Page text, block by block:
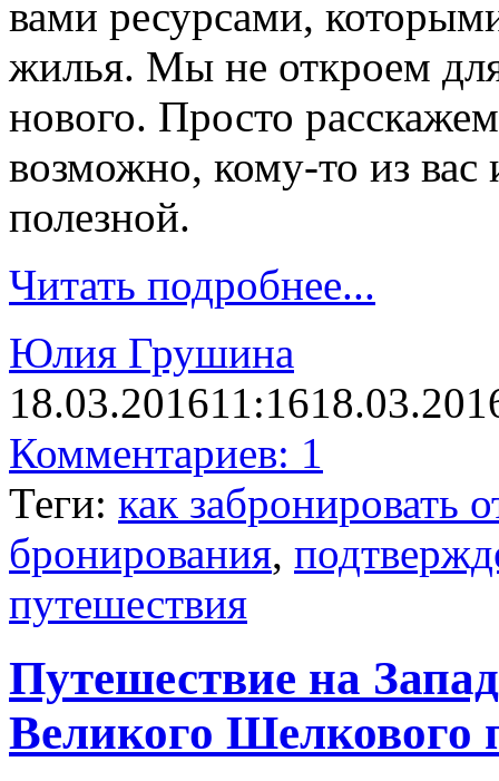
вами ресурсами,
жилья. Мы не откроем
нового. Просто
возможно, кому-то из
полезной.
Читать подробнее...
Юлия Грушина
18.03.201611:16
Комментариев: 1
Теги: как забронировать
бронирования,
путешествия
Путешествие на
Великого Шелкового